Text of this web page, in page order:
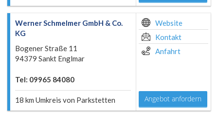
Werner Schmelmer GmbH & Co.
KG
Bogener Straße 11
94379 Sankt Englmar
Tel: 09965 84080
18 km Umkreis von Parkstetten
Website
Kontakt
Anfahrt
Angebot anfordern